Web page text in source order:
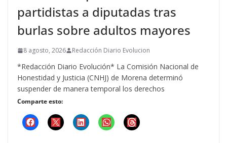
partidistas a diputadas tras
burlas sobre adultos mayores
8 agosto, 2026 Redacción Diario Evolucion
*Redacción Diario Evolución* La Comisión Nacional de
Honestidad y Justicia (CNHJ) de Morena determinó
suspender de manera temporal los derechos
Comparte esto: